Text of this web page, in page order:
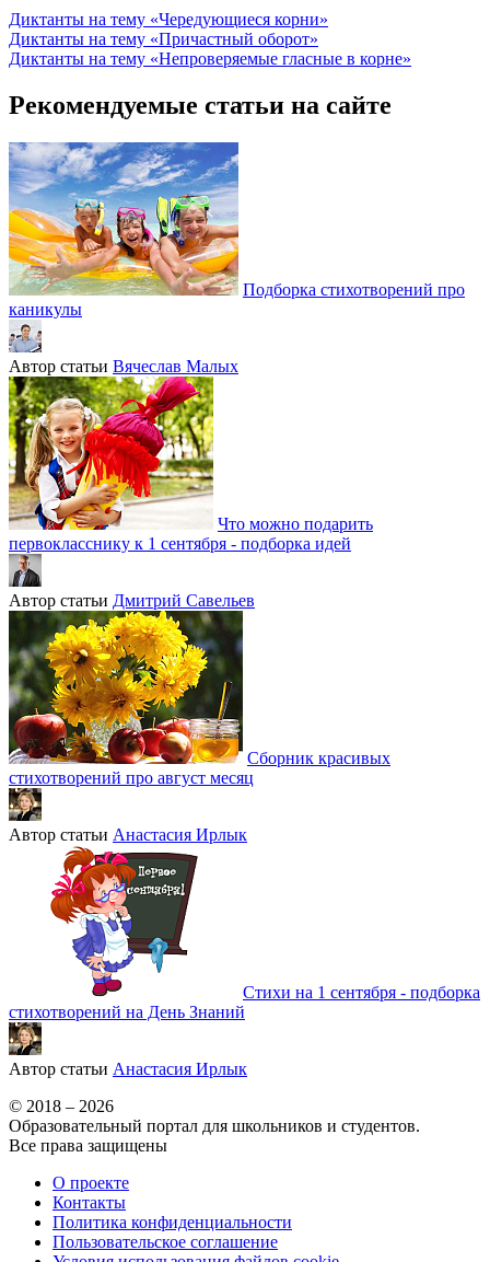
Диктанты на тему «Чередующиеся корни»
Диктанты на тему «Причастный оборот»
Диктанты на тему «Непроверяемые гласные в корне»
Рекомендуемые статьи на сайте
Подборка стихотворений про
каникулы
Автор статьи Вячеслав Малых
Что можно подарить
первокласснику к 1 сентября - подборка идей
Автор статьи Дмитрий Савельев
Сборник красивых
стихотворений про август месяц
Автор статьи Анастасия Ирлык
Стихи на 1 сентября - подборка
стихотворений на День Знаний
Автор статьи Анастасия Ирлык
© 2018 – 2026
Образовательный портал для школьников и студентов.
Все права защищены
О проекте
Контакты
Политика конфиденциальности
Пользовательское соглашение